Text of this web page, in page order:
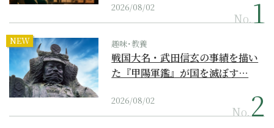
2026/08/02
No.
NEW 趣味･教養
戦国大名・武田信玄の事績を描い
た『甲陽軍鑑』が国を滅ぼす…
2026/08/02
No.